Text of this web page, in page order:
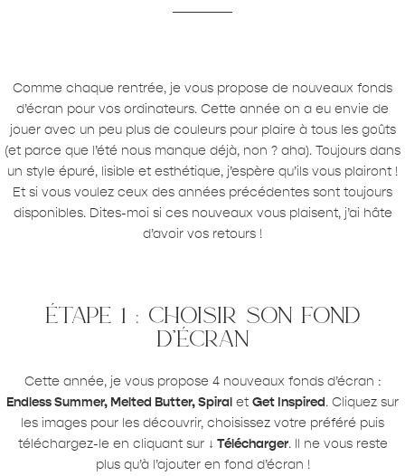
Comme chaque rentrée, je vous propose de nouveaux fonds
d’écran pour vos ordinateurs. Cette année on a eu envie de
jouer avec un peu plus de couleurs pour plaire à tous les goûts
(et parce que l’été nous manque déjà, non ? aha). Toujours dans
un style épuré, lisible et esthétique, j’espère qu’ils vous plairont !
Et si vous voulez ceux des années précédentes sont toujours
disponibles. Dites-moi si ces nouveaux vous plaisent, j’ai hâte
d’avoir vos retours !
étape 1 : choisir son fond
d’écran
Cette année, je vous propose 4 nouveaux fonds d’écran :
Endless Summer, Melted Butter, Spiral et Get Inspired. Cliquez sur
les images pour les découvrir, choisissez votre préféré puis
téléchargez-le en cliquant sur ↓ Télécharger. Il ne vous reste
plus qu’à l’ajouter en fond d’écran !